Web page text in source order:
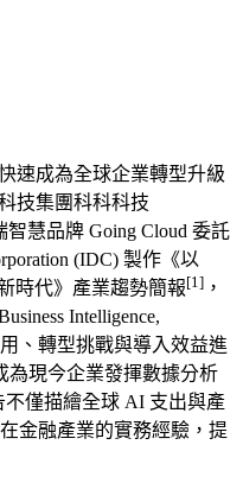
速成為全球企業轉型升級
技集團科科科技
智慧品牌 Going Cloud 委託
(IDC) 製作《以
時代》產業趨勢簡報[1] ，
Intelligence,
、轉型挑戰與導入效益進
為現今企業發揮數據分析
僅描繪全球 AI 支出與產
金融產業的實務經驗，提